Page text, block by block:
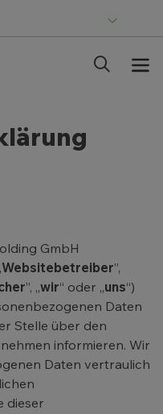
GmbH
Websitebetreiber”,
”, „wir“ oder „uns“)
Daten
Stelle über den
informieren. Wir
Daten vertraulich
dieser